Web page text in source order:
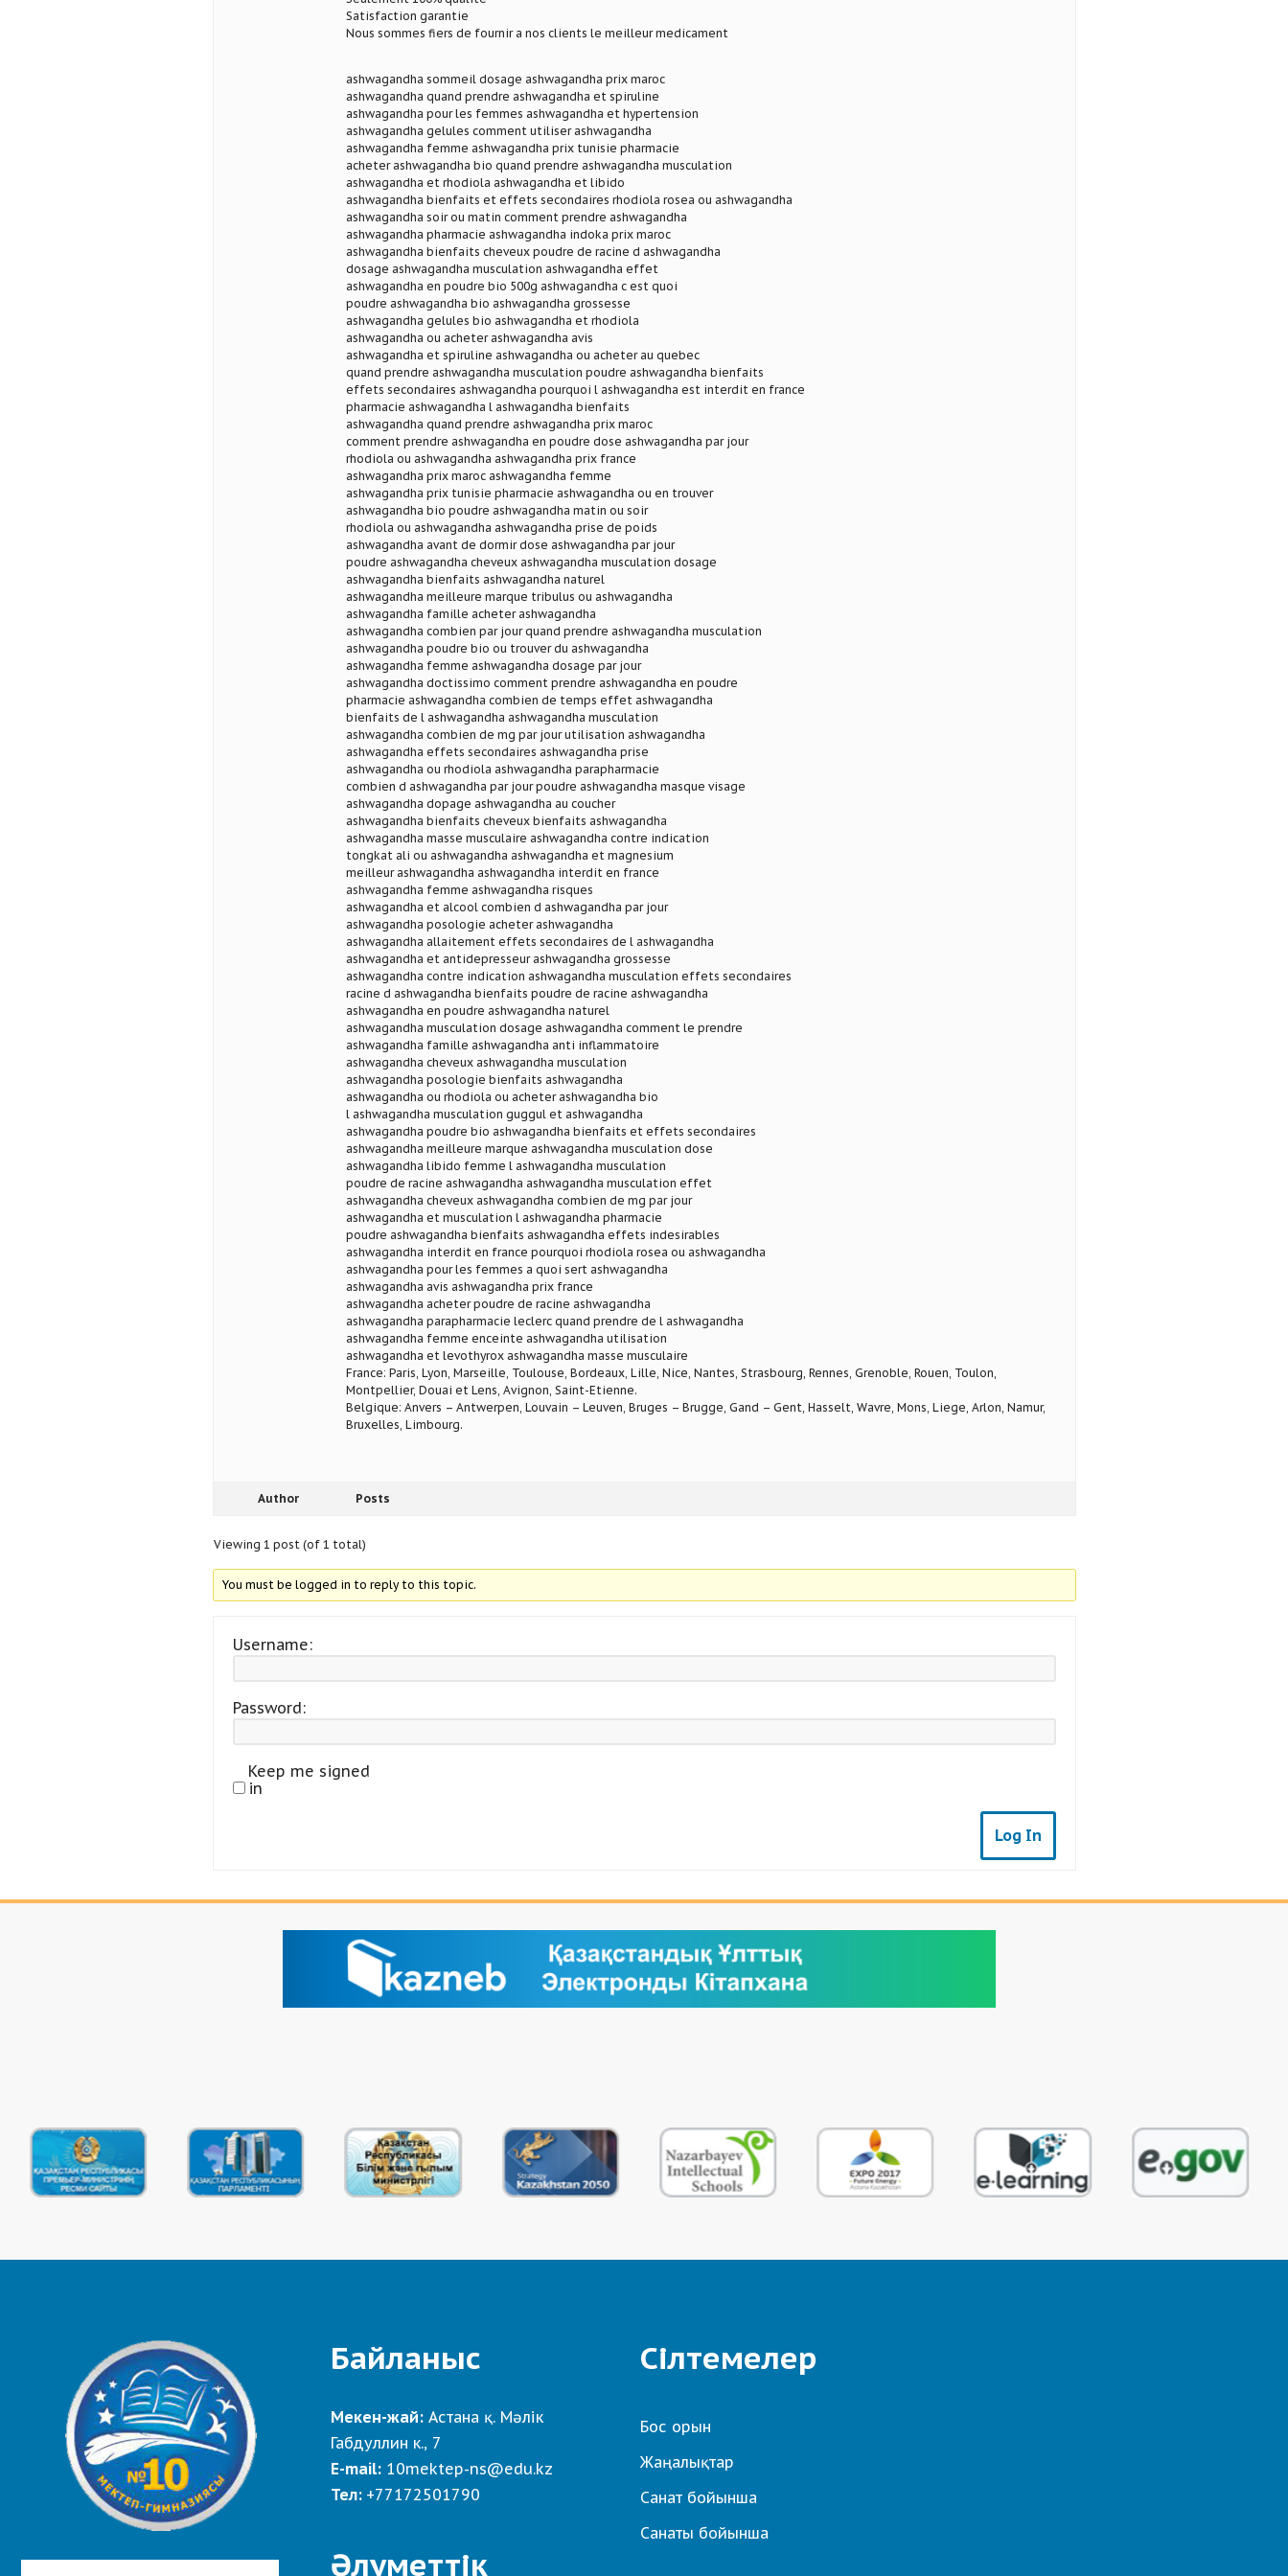
Satisfaction garantie
Nous sommes fiers de fournir a nos clients le meilleur medicament
ashwagandha sommeil dosage ashwagandha prix maroc
ashwagandha quand prendre ashwagandha et spiruline
ashwagandha pour les femmes ashwagandha et hypertension
ashwagandha gelules comment utiliser ashwagandha
ashwagandha femme ashwagandha prix tunisie pharmacie
acheter ashwagandha bio quand prendre ashwagandha musculation
ashwagandha et rhodiola ashwagandha et libido
ashwagandha bienfaits et effets secondaires rhodiola rosea ou ashwagandha
ashwagandha soir ou matin comment prendre ashwagandha
ashwagandha pharmacie ashwagandha indoka prix maroc
ashwagandha bienfaits cheveux poudre de racine d ashwagandha
dosage ashwagandha musculation ashwagandha effet
ashwagandha en poudre bio 500g ashwagandha c est quoi
poudre ashwagandha bio ashwagandha grossesse
ashwagandha gelules bio ashwagandha et rhodiola
ashwagandha ou acheter ashwagandha avis
ashwagandha et spiruline ashwagandha ou acheter au quebec
quand prendre ashwagandha musculation poudre ashwagandha bienfaits
effets secondaires ashwagandha pourquoi l ashwagandha est interdit en france
pharmacie ashwagandha l ashwagandha bienfaits
ashwagandha quand prendre ashwagandha prix maroc
comment prendre ashwagandha en poudre dose ashwagandha par jour
rhodiola ou ashwagandha ashwagandha prix france
ashwagandha prix maroc ashwagandha femme
ashwagandha prix tunisie pharmacie ashwagandha ou en trouver
ashwagandha bio poudre ashwagandha matin ou soir
rhodiola ou ashwagandha ashwagandha prise de poids
ashwagandha avant de dormir dose ashwagandha par jour
poudre ashwagandha cheveux ashwagandha musculation dosage
ashwagandha bienfaits ashwagandha naturel
ashwagandha meilleure marque tribulus ou ashwagandha
ashwagandha famille acheter ashwagandha
ashwagandha combien par jour quand prendre ashwagandha musculation
ashwagandha poudre bio ou trouver du ashwagandha
ashwagandha femme ashwagandha dosage par jour
ashwagandha doctissimo comment prendre ashwagandha en poudre
pharmacie ashwagandha combien de temps effet ashwagandha
bienfaits de l ashwagandha ashwagandha musculation
ashwagandha combien de mg par jour utilisation ashwagandha
ashwagandha effets secondaires ashwagandha prise
ashwagandha ou rhodiola ashwagandha parapharmacie
combien d ashwagandha par jour poudre ashwagandha masque visage
ashwagandha dopage ashwagandha au coucher
ashwagandha bienfaits cheveux bienfaits ashwagandha
ashwagandha masse musculaire ashwagandha contre indication
tongkat ali ou ashwagandha ashwagandha et magnesium
meilleur ashwagandha ashwagandha interdit en france
ashwagandha femme ashwagandha risques
ashwagandha et alcool combien d ashwagandha par jour
ashwagandha posologie acheter ashwagandha
ashwagandha allaitement effets secondaires de l ashwagandha
ashwagandha et antidepresseur ashwagandha grossesse
ashwagandha contre indication ashwagandha musculation effets secondaires
racine d ashwagandha bienfaits poudre de racine ashwagandha
ashwagandha en poudre ashwagandha naturel
ashwagandha musculation dosage ashwagandha comment le prendre
ashwagandha famille ashwagandha anti inflammatoire
ashwagandha cheveux ashwagandha musculation
ashwagandha posologie bienfaits ashwagandha
ashwagandha ou rhodiola ou acheter ashwagandha bio
l ashwagandha musculation guggul et ashwagandha
ashwagandha poudre bio ashwagandha bienfaits et effets secondaires
ashwagandha meilleure marque ashwagandha musculation dose
ashwagandha libido femme l ashwagandha musculation
poudre de racine ashwagandha ashwagandha musculation effet
ashwagandha cheveux ashwagandha combien de mg par jour
ashwagandha et musculation l ashwagandha pharmacie
poudre ashwagandha bienfaits ashwagandha effets indesirables
ashwagandha interdit en france pourquoi rhodiola rosea ou ashwagandha
ashwagandha pour les femmes a quoi sert ashwagandha
ashwagandha avis ashwagandha prix france
ashwagandha acheter poudre de racine ashwagandha
ashwagandha parapharmacie leclerc quand prendre de l ashwagandha
ashwagandha femme enceinte ashwagandha utilisation
ashwagandha et levothyrox ashwagandha masse musculaire
France: Paris, Lyon, Marseille, Toulouse, Bordeaux, Lille, Nice, Nantes, Strasbourg, Rennes, Grenoble, Rouen, Toulon,
Montpellier, Douai et Lens, Avignon, Saint-Etienne.
Belgique: Anvers – Antwerpen, Louvain – Leuven, Bruges – Brugge, Gand – Gent, Hasselt, Wavre, Mons, Liege, Arlon, Namur,
Bruxelles, Limbourg.
Author Posts
Viewing 1 post (of 1 total)
You must be logged in to reply to this topic.
Username:
Password:
Keep me signed
in
Log In
Байланыс
Мекен-жай: Астана қ. Мәлік
Габдуллин к., 7
E-mail: 10mektep-ns@edu.kz
Тел: +77172501790
Әлуметтік
Сілтемелер
Бос орын
Жаңалықтар
Санат бойынша
Санаты бойынша